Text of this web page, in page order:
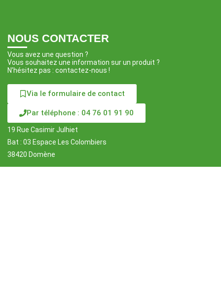
NOUS CONTACTER
Vous avez une question ?
Vous souhaitez une information sur un produit ?
N’hésitez pas : contactez-nous !
Via le formulaire de contact
Par téléphone : 04 76 01 91 90
19 Rue Casimir Julhiet
Bat : 03 Espace Les Colombiers
38420 Domène